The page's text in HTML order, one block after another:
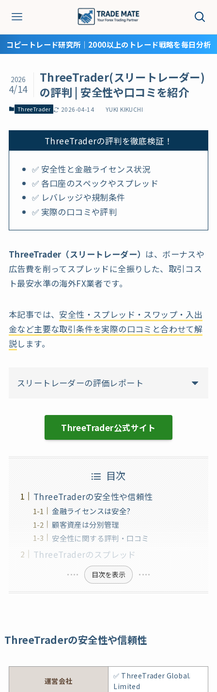
コピートレード研究所│2000以上のトレード戦略を毎日分析
ThreeTrader(スリートレーダー)
の評判 | 安全性や口コミを紹介
2026
4/14
ThreeTrader 2026-04-14 YUKI KIKUCHI
ThreeTraderの評判を徹底検証！
✅ 安全性と金融ライセンス状況
✅ 各口座のスペックやスプレッド
✅ レバレッジや規制条件
✅ 実際の口コミや評判
ThreeTrader（スリートレーダー） は、ボーナスや
広告費を削ってスプレッドに全振りした、取引コス
ト最安水準の海外FX業者です。
本記事では、 安全性・スプレッド・スワップ・入出
金など主要な取引条件を実際の口コミと合わせて解
説します。
スリートレーダーの評価レポート
ThreeTrader公式サイト
目次
ThreeTraderの安全性や信頼性
金融ライセンスは安全?
顧客資産は分別管理
安全性に関する評判・口コミ
ThreeTraderのスプレッド
目次を表示
ThreeTraderの安全性や信頼性
運営会社
✅ ThreeTrader Global.
Limited